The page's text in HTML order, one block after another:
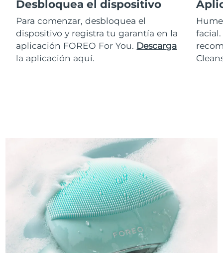
Desbloquea el dispositivo
Para comenzar, desbloquea el
dispositivo y registra tu garantía en la
aplicación FOREO For You. Descarga
la aplicación aquí.